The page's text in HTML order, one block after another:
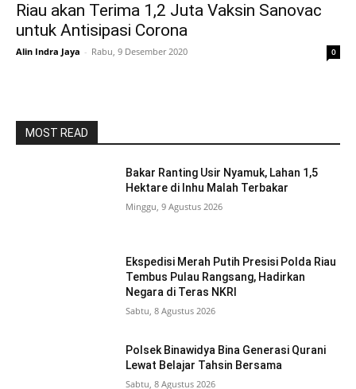
Riau akan Terima 1,2 Juta Vaksin Sanovac
untuk Antisipasi Corona
Alin Indra Jaya - Rabu, 9 Desember 2020 0
MOST READ
Bakar Ranting Usir Nyamuk, Lahan 1,5
Hektare di Inhu Malah Terbakar
Minggu, 9 Agustus 2026
Ekspedisi Merah Putih Presisi Polda Riau
Tembus Pulau Rangsang, Hadirkan
Negara di Teras NKRI
Sabtu, 8 Agustus 2026
Polsek Binawidya Bina Generasi Qurani
Lewat Belajar Tahsin Bersama
Sabtu, 8 Agustus 2026